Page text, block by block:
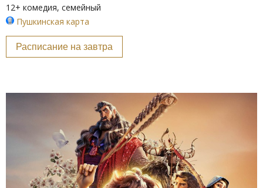
12+ комедия, семейный
Пушкинская карта
Расписание на завтра